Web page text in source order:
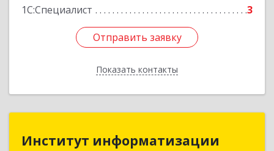
1С:Специалист
3
Отправить заявку
Показать контакты
Отправить заявку
Назад
Институт информатизации
Институт информатизации